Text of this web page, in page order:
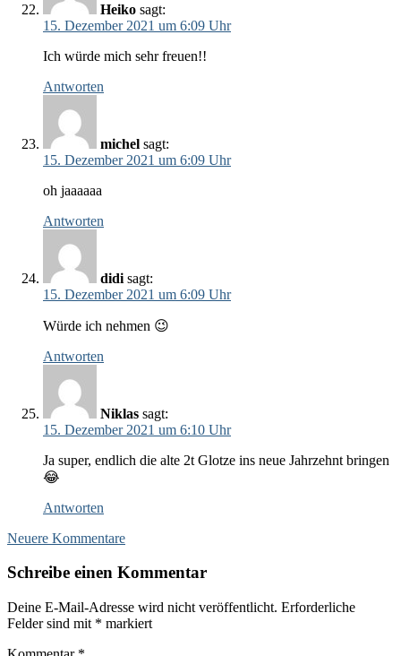
Heiko sagt:
15. Dezember 2021 um 6:09 Uhr
Ich würde mich sehr freuen!!
Antworten
michel sagt:
15. Dezember 2021 um 6:09 Uhr
oh jaaaaaa
Antworten
didi sagt:
15. Dezember 2021 um 6:09 Uhr
Würde ich nehmen 😉
Antworten
Niklas sagt:
15. Dezember 2021 um 6:10 Uhr
Ja super, endlich die alte 2t Glotze ins neue Jahrzehnt bringen
😂
Antworten
Kommentar-
Navigation
Neuere Kommentare
Schreibe einen Kommentar
Deine E-Mail-Adresse wird nicht veröffentlicht. Erforderliche
Felder sind mit * markiert